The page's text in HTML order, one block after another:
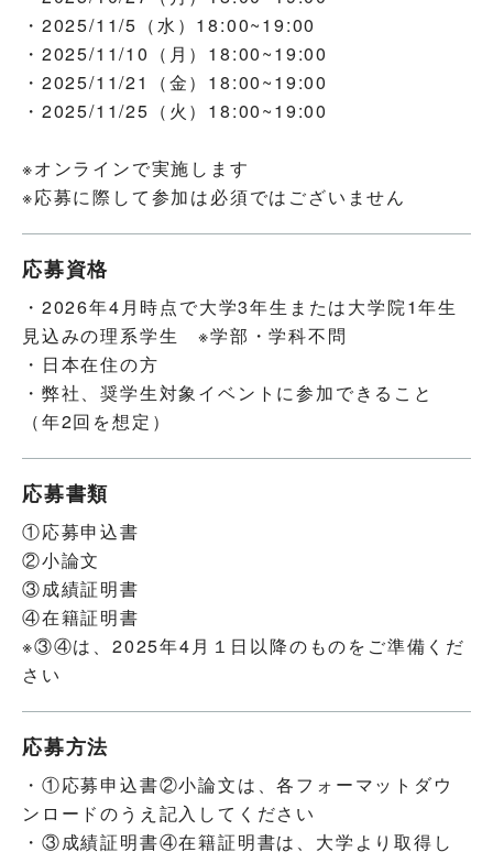
・2025/11/5（水）18:00~19:00
・2025/11/10（月）18:00~19:00
・2025/11/21（金）18:00~19:00
・2025/11/25（火）18:00~19:00
※オンラインで実施します
※応募に際して参加は必須ではございません
応募資格
・2026年4月時点で大学3年生または大学院1年生
見込みの理系学生 ※学部・学科不問
・日本在住の方
・弊社、奨学生対象イベントに参加できること
（年2回を想定）
応募書類
①応募申込書
②小論文
③成績証明書
④在籍証明書
※③④は、2025年4月１日以降のものをご準備くだ
さい
応募方法
・①応募申込書②小論文は、各フォーマットダウ
ンロードのうえ記入してください
・③成績証明書④在籍証明書は、大学より取得し